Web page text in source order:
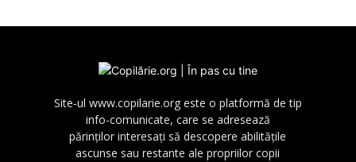
Site-ul www.copilarie.org este o platformă de tip
info-comunicate, care se adresează
părinţilor interesaţi să descopere abilităţile
ascunse sau restante ale propriilor copii